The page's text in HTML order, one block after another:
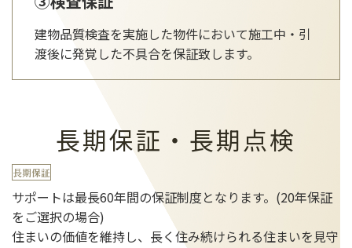
建物品質検査を実施した物件において施工中・引
渡後に発覚した不具合を保証致します。
長期保証・長期点検
長期保証
サポートは最長60年間の保証制度となります。(20年保証
をご選択の場合)
住まいの価値を維持し、長く住み続けられる住まいを見守